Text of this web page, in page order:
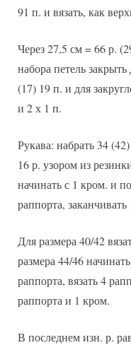
91 п. и вязать, как
Через 27,5 см = 66 р.
набора петель
(17) 19 п. и для
и 2 х 1 п.
Рукава: набрать 34
16 р. узором из
начинать с 1 кром. и
раппорта,
Для размера 40/42
размера 44/46
раппорта, вязать 4
раппорта и 1 кром.
В последнем изн. р.